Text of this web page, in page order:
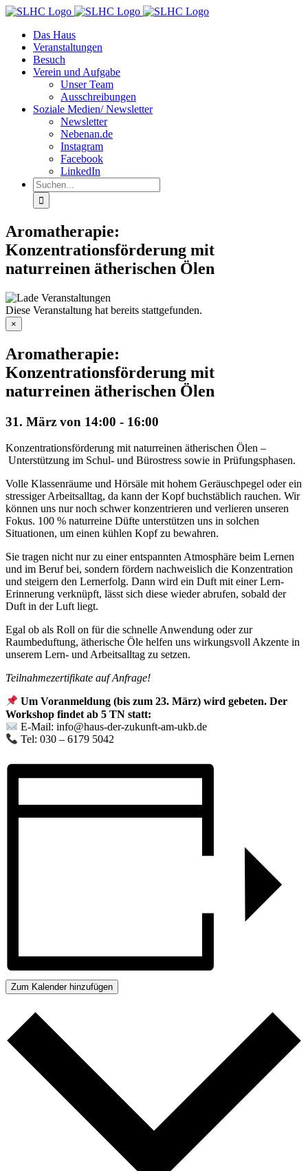
Zum
springenDas Haus
Veranstaltungen
Besuch
Verein und Aufgabe
Unser Team
Ausschreibungen
Soziale Medien/ Newsletter
Newsletter
Nebenan.de
Instagram
Facebook
LinkedIn
Suche
nach:
Aromatherapie:
Konzentrationsförderung mit
naturreinen ätherischen Ölen
Diese Veranstaltung hat bereits stattgefunden.
×
Aromatherapie:
Konzentrationsförderung mit
naturreinen ätherischen Ölen
31. März von 14:00 - 16:00
Konzentrationsförderung mit naturreinen ätherischen Ölen –
Unterstützung im Schul- und Bürostress sowie in Prüfungsphasen.
Volle Klassenräume und Hörsäle mit hohem Geräuschpegel oder ein
stressiger Arbeitsalltag, da kann der Kopf buchstäblich rauchen. Wir
können uns nur noch schwer konzentrieren und verlieren unseren
Fokus. 100 % naturreine Düfte unterstützen uns in solchen
Situationen, um einen kühlen Kopf zu bewahren.
Sie tragen nicht nur zu einer entspannten Atmosphäre beim Lernen
und im Beruf bei, sondern fördern nachweislich die Konzentration
und steigern den Lernerfolg. Dann wird ein Duft mit einer Lern-
Erinnerung verknüpft, lässt sich diese wieder abrufen, sobald der
Duft in der Luft liegt.
Egal ob als Roll on für die schnelle Anwendung oder zur
Raumbeduftung, ätherische Öle helfen uns wirkungsvoll Akzente in
unserem Lern- und Arbeitsalltag zu setzen.
Teilnahmezertifikate auf Anfrage!
Um Voranmeldung (bis zum 23. März) wird gebeten. Der
Workshop findet ab 5 TN statt:
E-Mail:info@haus-der-zukunft-am-ukb.de
Tel: 030 – 6179 5042
Zum Kalender hinzufügen